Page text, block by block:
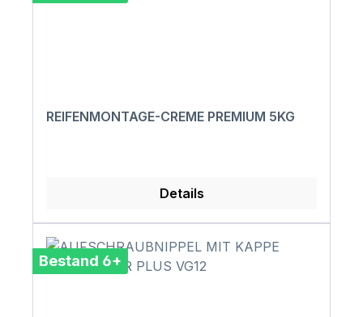
REIFENMONTAGE-CREME PREMIUM 5KG
Details
Bestand 6+